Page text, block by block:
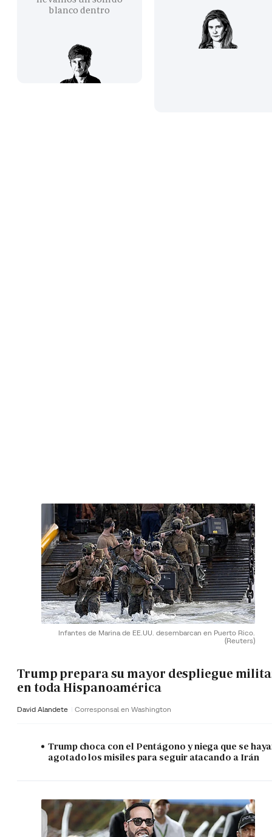
blanco dentro
Infantes de Marina de EE.UU. desembarcan en Puerto Rico.
(Reuters)
Trump prepara su mayor despliegue
en toda Hispanoamérica
David Alandete Corresponsal en Washington
Trump choca con el Pentágono y niega que se
agotado los misiles para seguir atacando a Irán